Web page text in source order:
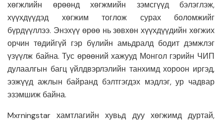
хөгжлийн өрөөнд хөгжмийн зэмсгүүд бэлэглэж,
хүүхдүүдэд хөгжим тоглож сурах боломжийг
бүрдүүллээ. Энэхүү өрөө нь зөвхөн хүүхдүүдийн хөгжих
орчин төдийгүй гэр бүлийн амьдралд бодит дэмжлэг
үзүүлж байна. Тус өрөөний хажууд Монгол гэрийн ЧИП
дулаалгын багц үйлдвэрлэлийн танхимд хороон иргэд,
ээжүүд ажлын байранд бэлтгэгдэх мэдлэг, ур чадвар
эзэмшиж байна.
Mxrningstar хамтлагийн хувьд дуу хөгжимд дуртай,